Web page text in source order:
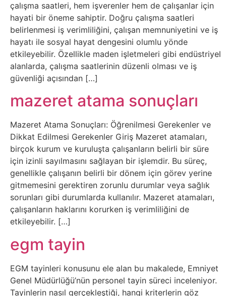
Bilim
Bitcoin
Bitkiler
Çizgi
Film
Diğer
Sosyal
Medyalar
Din
Dokümanlar
Domain
Download
çalışma saatleri, hem işverenler hem de çalışanlar için
hayati bir öneme sahiptir. Doğru çalışma saatleri
belirlenmesi iş verimliliğini, çalışan memnuniyetini ve iş
hayatı ile sosyal hayat dengesini olumlu yönde
etkileyebilir. Özellikle maden işletmeleri gibi endüstriyel
alanlarda, çalışma saatlerinin düzenli olması ve iş
güvenliği açısından […]
mazeret atama sonuçları
Mazeret Atama Sonuçları: Öğrenilmesi Gerekenler ve
Dikkat Edilmesi Gerekenler Giriş Mazeret atamaları,
birçok kurum ve kuruluşta çalışanların belirli bir süre
için izinli sayılmasını sağlayan bir işlemdir. Bu süreç,
genellikle çalışanın belirli bir dönem için görev yerine
gitmemesini gerektiren zorunlu durumlar veya sağlık
sorunları gibi durumlarda kullanılır. Mazeret atamaları,
çalışanların haklarını korurken iş verimliliğini de
etkileyebilir. […]
egm tayin
EGM tayinleri konusunu ele alan bu makalede, Emniyet
Genel Müdürlüğü’nün personel tayin süreci inceleniyor.
Tayinlerin nasıl gerçekleştiği, hangi kriterlerin göz